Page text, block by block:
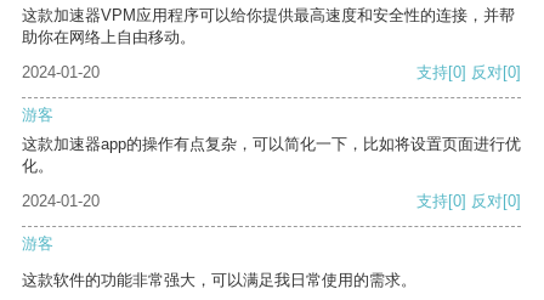
这款加速器VPM应用程序可以给你提供最高速度和安全性的连接，并帮
助你在网络上自由移动。
2024-01-20
支持[0] 反对[0]
游客
这款加速器app的操作有点复杂，可以简化一下，比如将设置页面进行优
化。
2024-01-20
支持[0] 反对[0]
游客
这款软件的功能非常强大，可以满足我日常使用的需求。